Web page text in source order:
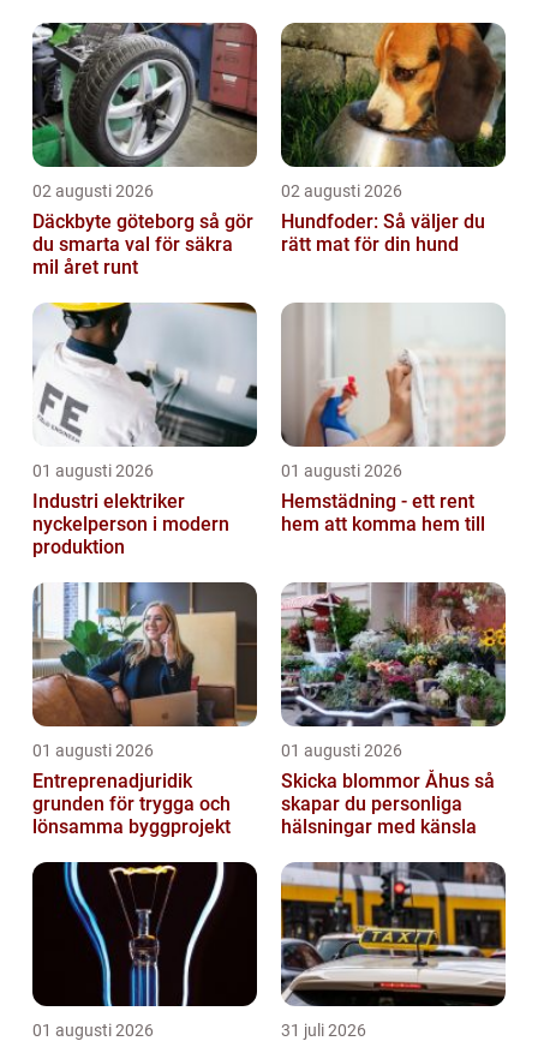
02 augusti 2026
Däckbyte göteborg så gör
du smarta val för säkra
mil året runt
02 augusti 2026
Hundfoder: Så väljer du
rätt mat för din hund
01 augusti 2026
Industri elektriker
nyckelperson i modern
produktion
01 augusti 2026
Hemstädning - ett rent
hem att komma hem till
01 augusti 2026
Entreprenadjuridik
grunden för trygga och
lönsamma byggprojekt
01 augusti 2026
Skicka blommor Åhus så
skapar du personliga
hälsningar med känsla
01 augusti 2026 31 juli 2026